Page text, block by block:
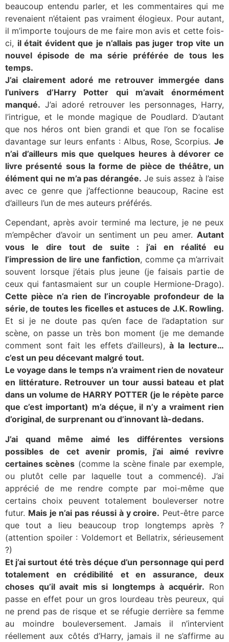
beaucoup entendu parler, et les commentaires qui me
revenaient n’étaient pas vraiment élogieux. Pour autant,
il m’importe toujours de me faire mon avis et cette fois-
ci, il était évident que je n’allais pas juger trop vite un
nouvel épisode de ma série préférée de tous les
temps.
J’ai clairement adoré me retrouver immergée dans
l’univers d’Harry Potter qui m’avait énormément
manqué. J’ai adoré retrouver les personnages, Harry,
l’intrigue, et le monde magique de Poudlard. D’autant
que nos héros ont bien grandi et que l’on se focalise
davantage sur leurs enfants : Albus, Rose, Scorpius. Je
n’ai d’ailleurs mis que quelques heures à dévorer ce
livre présenté sous la forme de pièce de théâtre, un
élément qui ne m’a pas dérangée. Je suis assez à l’aise
avec ce genre que j’affectionne beaucoup, Racine est
d’ailleurs l’un de mes auteurs préférés.
Cependant, après avoir terminé ma lecture, je ne peux
m’empêcher d’avoir un sentiment un peu amer. Autant
vous le dire tout de suite : j’ai en réalité eu
l’impression de lire une fanfiction, comme ça m’arrivait
souvent lorsque j’étais plus jeune (je faisais partie de
ceux qui fantasmaient sur un couple Hermione-Drago).
Cette pièce n’a rien de l’incroyable profondeur de la
série, de toutes les ficelles et astuces de J.K. Rowling.
Et si je ne doute pas qu’en face de l’adaptation sur
scène, on passe un très bon moment (je me demande
comment sont fait les effets d’ailleurs), à la lecture…
c’est un peu décevant malgré tout.
Le voyage dans le temps n’a vraiment rien de novateur
en littérature. Retrouver un tour aussi bateau et plat
dans un volume de HARRY POTTER (je le répète parce
que c’est important) m’a déçue, il n’y a vraiment rien
d’original, de surprenant ou d’innovant là-dedans.
J’ai quand même aimé les différentes versions
possibles de cet avenir promis, j’ai aimé revivre
certaines scènes (comme la scène finale par exemple,
ou plutôt celle par laquelle tout a commencé). J’ai
apprécié de me rendre compte par moi-même que
certains choix peuvent totalement bouleverser notre
futur. Mais je n’ai pas réussi à y croire. Peut-être parce
que tout a lieu beaucoup trop longtemps après ?
(attention spoiler : Voldemort et Bellatrix, sérieusement
?)
Et j’ai surtout été très déçue d’un personnage qui perd
totalement en crédibilité et en assurance, deux
choses qu’il avait mis si longtemps à acquérir. Ron
passe en effet pour un gros lourdeau très peureux, qui
ne prend pas de risque et se réfugie derrière sa femme
au moindre bouleversement. Jamais il n’intervient
réellement aux côtés d’Harry, jamais il ne s’affirme au